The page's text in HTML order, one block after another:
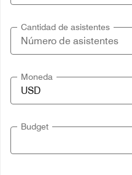
Cantidad de asistentes
Moneda
Budget